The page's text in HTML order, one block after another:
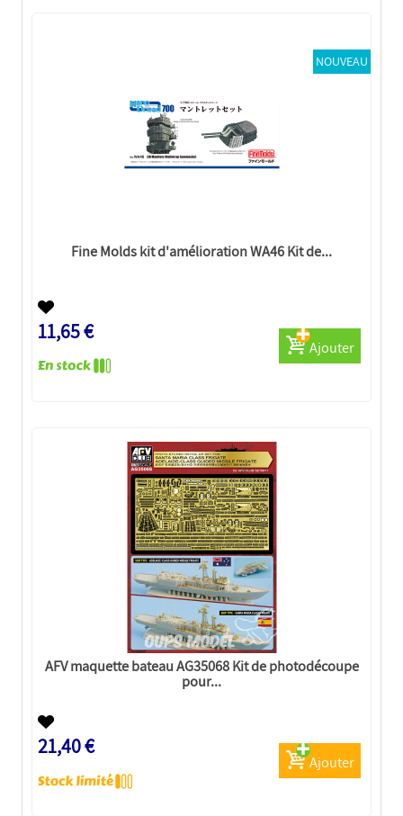
NOUVEAU
Fine Molds kit d'amélioration WA46 Kit de...
11,65 €
Ajouter
AFV maquette bateau AG35068 Kit de photodécoupe
pour...
21,40 €
Ajouter